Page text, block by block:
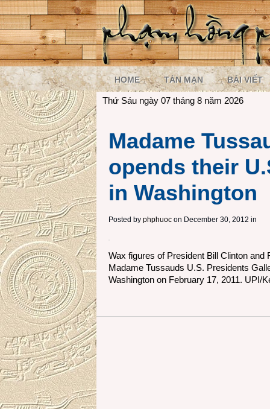
HOME TẢN MẠN BÀI VIẾT
Thứ Sáu ngày 07 tháng 8 năm 2026
Madame
opends their
in Washington
Posted by phphuoc on December 30, 2012 in
Wax figures of President Bill Clinton
Madame Tussauds U.S. Presidents
Washington on February 17, 2011. UPI/